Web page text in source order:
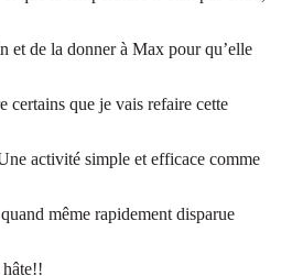
et de la donner à Max pour qu’elle
certains que je vais refaire cette
activité simple et efficace comme
même rapidement disparue
hâte!!